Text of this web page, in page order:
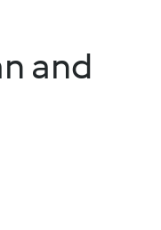
and